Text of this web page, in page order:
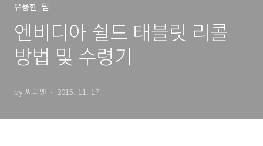
유용한_팁
엔비디아 쉴드 태블릿 리콜
방법 및 수령기
by 씨디맨 2015. 11. 17.